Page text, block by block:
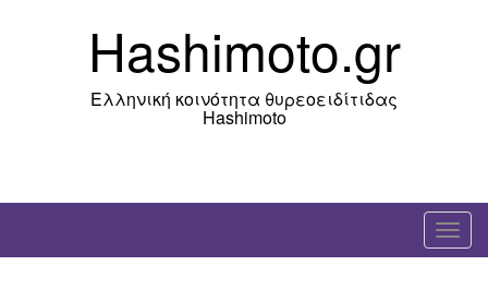
Hashimoto.gr
Ελληνική κοινότητα θυρεοειδίτιδας
Hashimoto
T
o